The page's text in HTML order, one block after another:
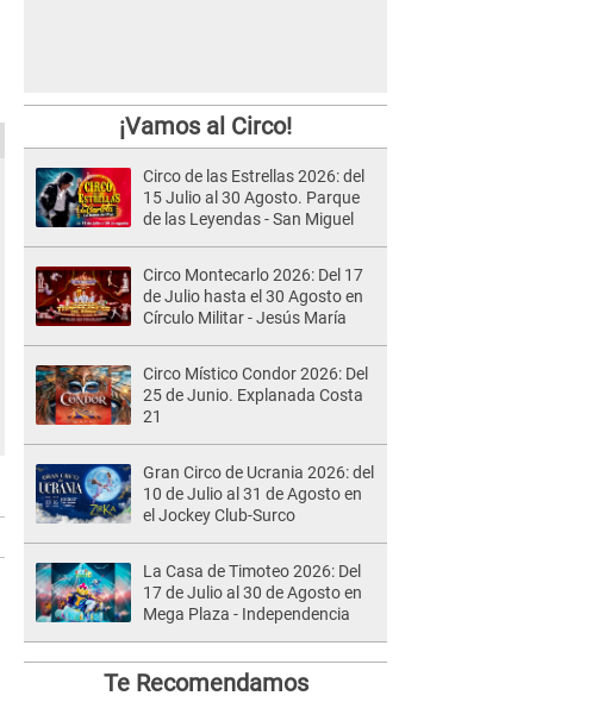
¡Vamos al Circo!
Circo de las Estrellas 2026: del
15 Julio al 30 Agosto. Parque
de las Leyendas - San Miguel
Circo Montecarlo 2026: Del 17
de Julio hasta el 30 Agosto en
Círculo Militar - Jesús María
Circo Místico Condor 2026: Del
25 de Junio. Explanada Costa
21
Gran Circo de Ucrania 2026: del
10 de Julio al 31 de Agosto en
el Jockey Club-Surco
La Casa de Timoteo 2026: Del
17 de Julio al 30 de Agosto en
Mega Plaza - Independencia
Te Recomendamos